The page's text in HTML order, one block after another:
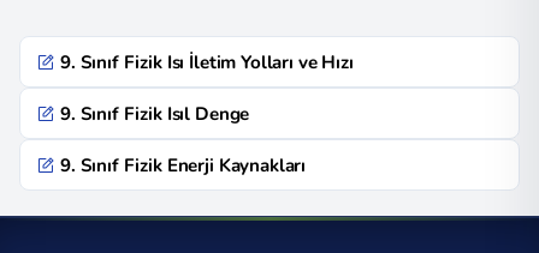
9. Sınıf Fizik Isı İletim Yolları ve Hızı
9. Sınıf Fizik Isıl Denge
9. Sınıf Fizik Enerji Kaynakları